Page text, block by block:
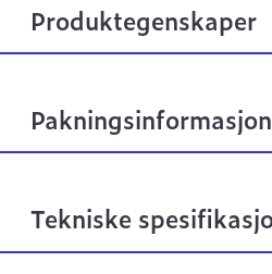
Produktegenskaper
Pakningsinformasjon
Tekniske